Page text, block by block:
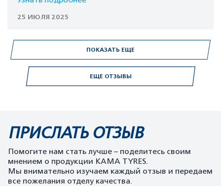
ЕЩЕ ОТЗЫВЫ
25 ИЮЛЯ 2025
ПОКАЗАТЬ ЕЩЕ
ПРИСЛАТЬ ОТЗЫВ
Помогите нам стать лучше – поделитесь своим
мнением о продукции KAMA TYRES.
Мы внимательно изучаем каждый отзыв и передаем
все пожелания отделу качества.